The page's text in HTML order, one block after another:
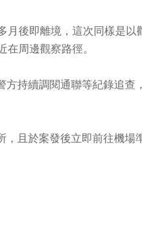
後即離境，這次同樣是
周邊觀察路徑。
持續調閱通聯等紀錄追
且於案發後立即前往機